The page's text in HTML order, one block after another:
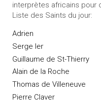
interprètes africains pour
Liste des Saints du jour:
Adrien
Serge Ier
Guillaume de St-Thierry
Alain de la Roche
Thomas de Villeneuve
Pierre Claver